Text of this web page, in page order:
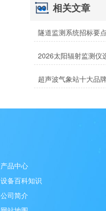
相关文章
隧道监测系统招标要
2026太阳辐射监测仪
产品中心
设备百科知识
公司简介